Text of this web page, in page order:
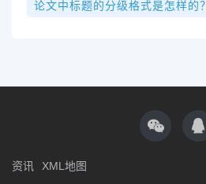
论文中标题的分级格式是怎样的？
资讯 XML地图